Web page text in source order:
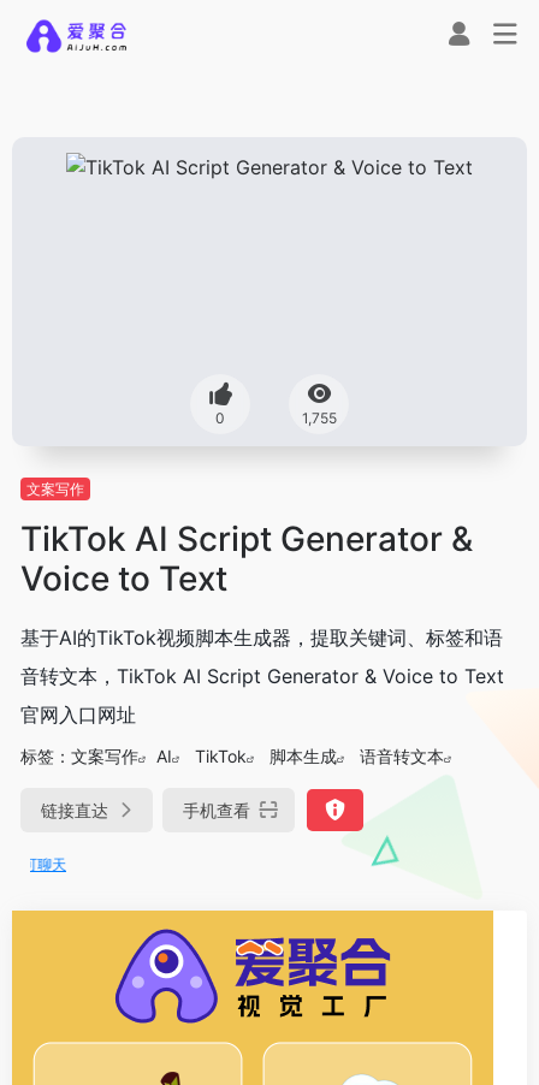
0 1,755
文案写作
TikTok AI Script Generator &
Voice to Text
基于AI的TikTok视频脚本生成器，提取关键词、标签和语
音转文本，TikTok AI Script Generator & Voice to Text
官网入口网址
标签： 文案写作 AI TikTok 脚本生成 语音转文本
链接直达 手机查看
DeepSeek-R1、V3满血